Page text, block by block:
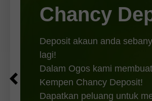
Chancy
Deposit akaun anda
lagi!
Dalam Ogos kami
Kempen Chancy Deposit!
Dapatkan peluang untuk